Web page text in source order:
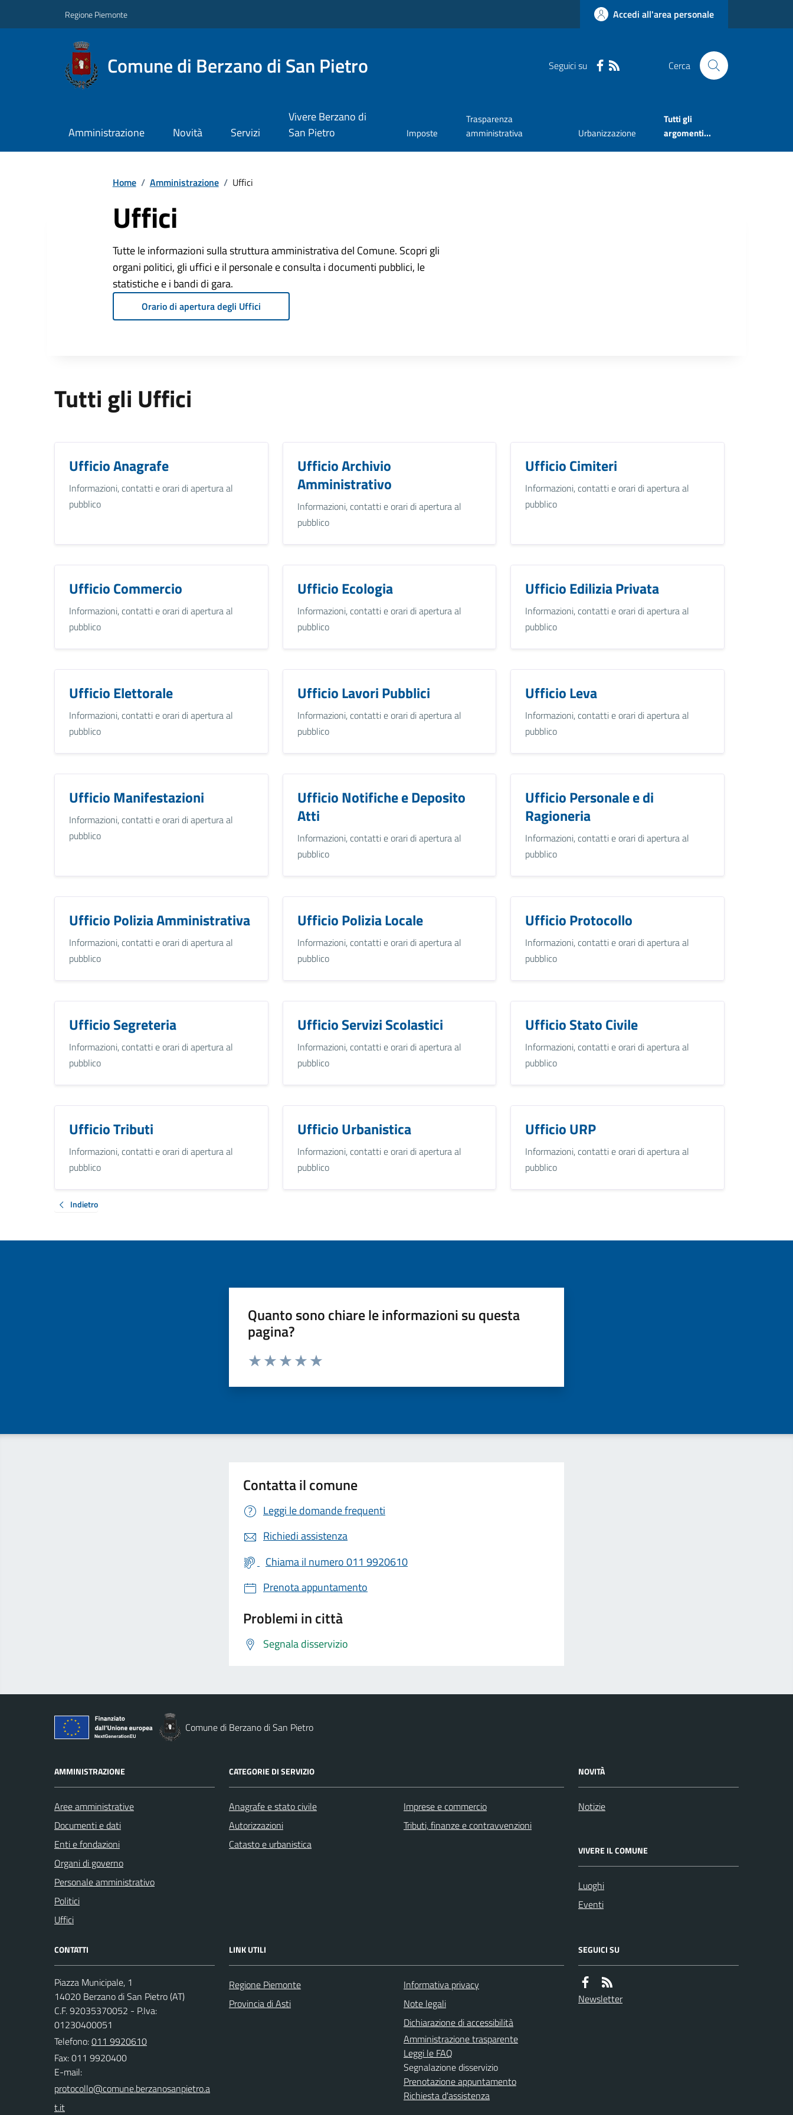
Regione Piemonte Accedi all'area personale
Comune di Berzano di San Pietro Seguici su Cerca
Amministrazione Novità Servizi
Vivere Berzano di
San Pietro
Imposte
Trasparenza
amministrativa
Urbanizzazione
Tutti gli
argomenti...
Home / Amministrazione / Uffici
Uffici
Tutte le informazioni sulla struttura amministrativa del Comune. Scopri gli
organi politici, gli uffici e il personale e consulta i documenti pubblici, le
statistiche e i bandi di gara.
Orario di apertura degli Uffici
Tutti gli Uffici
Ufficio Anagrafe
Informazioni, contatti e orari di apertura al
pubblico
Ufficio Archivio
Amministrativo
Informazioni, contatti e orari di apertura al
pubblico
Ufficio Cimiteri
Informazioni, contatti e orari di apertura al
pubblico
Ufficio Commercio
Informazioni, contatti e orari di apertura al
pubblico
Ufficio Ecologia
Informazioni, contatti e orari di apertura al
pubblico
Ufficio Edilizia Privata
Informazioni, contatti e orari di apertura al
pubblico
Ufficio Elettorale
Informazioni, contatti e orari di apertura al
pubblico
Ufficio Lavori Pubblici
Informazioni, contatti e orari di apertura al
pubblico
Ufficio Leva
Informazioni, contatti e orari di apertura al
pubblico
Ufficio Manifestazioni
Informazioni, contatti e orari di apertura al
pubblico
Ufficio Notifiche e Deposito
Atti
Informazioni, contatti e orari di apertura al
pubblico
Ufficio Personale e di
Ragioneria
Informazioni, contatti e orari di apertura al
pubblico
Ufficio Polizia Amministrativa
Informazioni, contatti e orari di apertura al
pubblico
Ufficio Polizia Locale
Informazioni, contatti e orari di apertura al
pubblico
Ufficio Protocollo
Informazioni, contatti e orari di apertura al
pubblico
Ufficio Segreteria
Informazioni, contatti e orari di apertura al
pubblico
Ufficio Servizi Scolastici
Informazioni, contatti e orari di apertura al
pubblico
Ufficio Stato Civile
Informazioni, contatti e orari di apertura al
pubblico
Ufficio Tributi
Informazioni, contatti e orari di apertura al
pubblico
Ufficio Urbanistica
Informazioni, contatti e orari di apertura al
pubblico
Ufficio URP
Informazioni, contatti e orari di apertura al
pubblico
Indietro
Quanto sono chiare le informazioni su questa
pagina?
Valuta da 1 a 5 stelle la pagina
Contatta il comune
Leggi le domande frequenti
Richiedi assistenza
Chiama il numero 011 9920610
Prenota appuntamento
Problemi in città
Segnala disservizio
Comune di Berzano di San Pietro
AMMINISTRAZIONE
Aree amministrative
Documenti e dati
Enti e fondazioni
Organi di governo
Personale amministrativo
Politici
Uffici
CATEGORIE DI SERVIZIO
Anagrafe e stato civile
Autorizzazioni
Catasto e urbanistica
Imprese e commercio
Tributi, finanze e contravvenzioni
NOVITÀ
Notizie
VIVERE IL COMUNE
Luoghi
Eventi
CONTATTI
Piazza Municipale, 1
14020 Berzano di San Pietro (AT)
C.F. 92035370052 - P.Iva:
01230400051
Telefono:011 9920610
Fax: 011 9920400
E-mail:
LINK UTILI
Regione Piemonte
Provincia di Asti
Informativa privacy
Note legali
Dichiarazione di accessibilità
Amministrazione trasparente
Leggi le FAQ
Segnalazione disservizio
Prenotazione appuntamento
Richiesta d'assistenza
SEGUICI SU
Newsletter